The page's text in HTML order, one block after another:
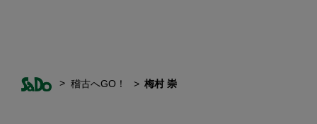
稽古へGO！ 梅村 崇